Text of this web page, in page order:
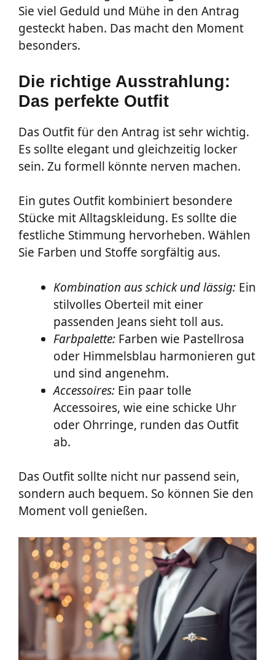
Sie viel Geduld und Mühe in den Antrag
gesteckt haben. Das macht den Moment
besonders.
Die richtige Ausstrahlung:
Das perfekte Outfit
Das Outfit für den Antrag ist sehr wichtig.
Es sollte elegant und gleichzeitig locker
sein. Zu formell könnte nerven machen.
Ein gutes Outfit kombiniert besondere
Stücke mit Alltagskleidung. Es sollte die
festliche Stimmung hervorheben. Wählen
Sie Farben und Stoffe sorgfältig aus.
Kombination aus schick und lässig: Ein
stilvolles Oberteil mit einer
passenden Jeans sieht toll aus.
Farbpalette: Farben wie Pastellrosa
oder Himmelsblau harmonieren gut
und sind angenehm.
Accessoires: Ein paar tolle
Accessoires, wie eine schicke Uhr
oder Ohrringe, runden das Outfit
ab.
Das Outfit sollte nicht nur passend sein,
sondern auch bequem. So können Sie den
Moment voll genießen.